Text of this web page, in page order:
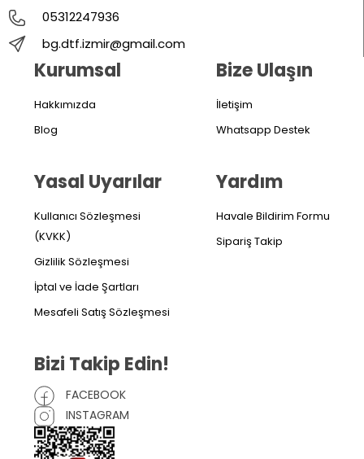
05312247936
bg.dtf.izmir@gmail.com
Kurumsal
Hakkımızda
Blog
Yasal Uyarılar
Kullanıcı Sözleşmesi
(KVKK)
Gizlilik Sözleşmesi
İptal ve İade Şartları
Mesafeli Satış Sözleşmesi
Bize Ulaşın
İletişim
Whatsapp Destek
Yardım
Havale Bildirim Formu
Sipariş Takip
Bizi Takip Edin!
FACEBOOK
INSTAGRAM